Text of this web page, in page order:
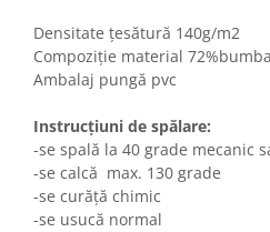
Densitate țesătură 140g/m2
Compoziție material
Ambalaj pungă pvc
Instrucțiuni de spălare:
-se spală la 40 grade mecanic
-se calcă max. 130 grade
-se curăță chimic
-se usucă normal